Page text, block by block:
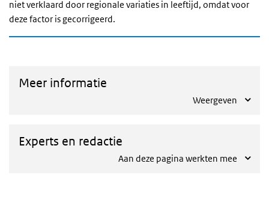
niet verklaard door regionale variaties in leeftijd, omdat voor
deze factor is gecorrigeerd.
Meer informatie
Weergeven
Experts en redactie
Aan deze pagina werkten mee